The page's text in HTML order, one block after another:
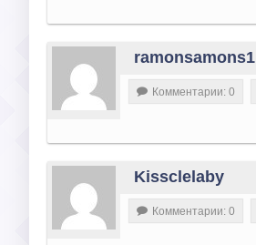
ramonsamons1
Комментарии: 0
Kissclelaby
Комментарии: 0